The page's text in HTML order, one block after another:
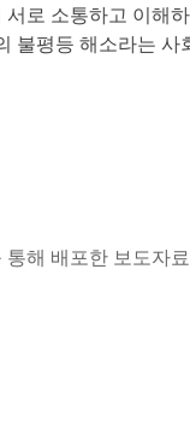
로 소통하고 이해
불평등 해소라는
통해 배포한 보도자